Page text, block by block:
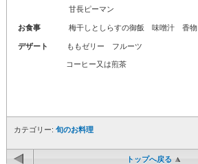
甘長ピーマン
お食事 梅干しとしらすの御飯 味噌汁 香物
デザート ももゼリー フルーツ
コーヒー又は煎茶
カテゴリー: 旬のお料理
トップへ戻る